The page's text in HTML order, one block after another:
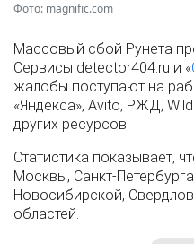
Фото: magnific.com
Массовый сбой Рунета
Сервисы detector404.ru и «
жалобы поступают на
«Яндекса», Avito, РЖД,
других ресурсов.
Статистика показывает,
Москвы, Санкт-
Новосибирской,
областей.